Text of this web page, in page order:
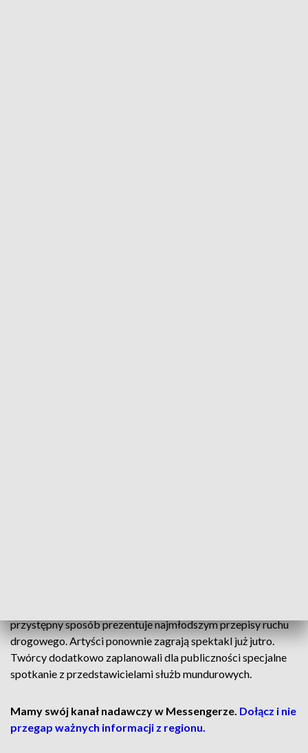
przystępny sposób prezentuje najmłodszym przepisy ruchu
drogowego. Artyści ponownie zagrają spektakl już jutro.
Twórcy dodatkowo zaplanowali dla publiczności specjalne
spotkanie z przedstawicielami służb mundurowych.
Mamy swój kanał nadawczy w Messengerze. Dołącz i nie
przegap ważnych informacji z regionu.